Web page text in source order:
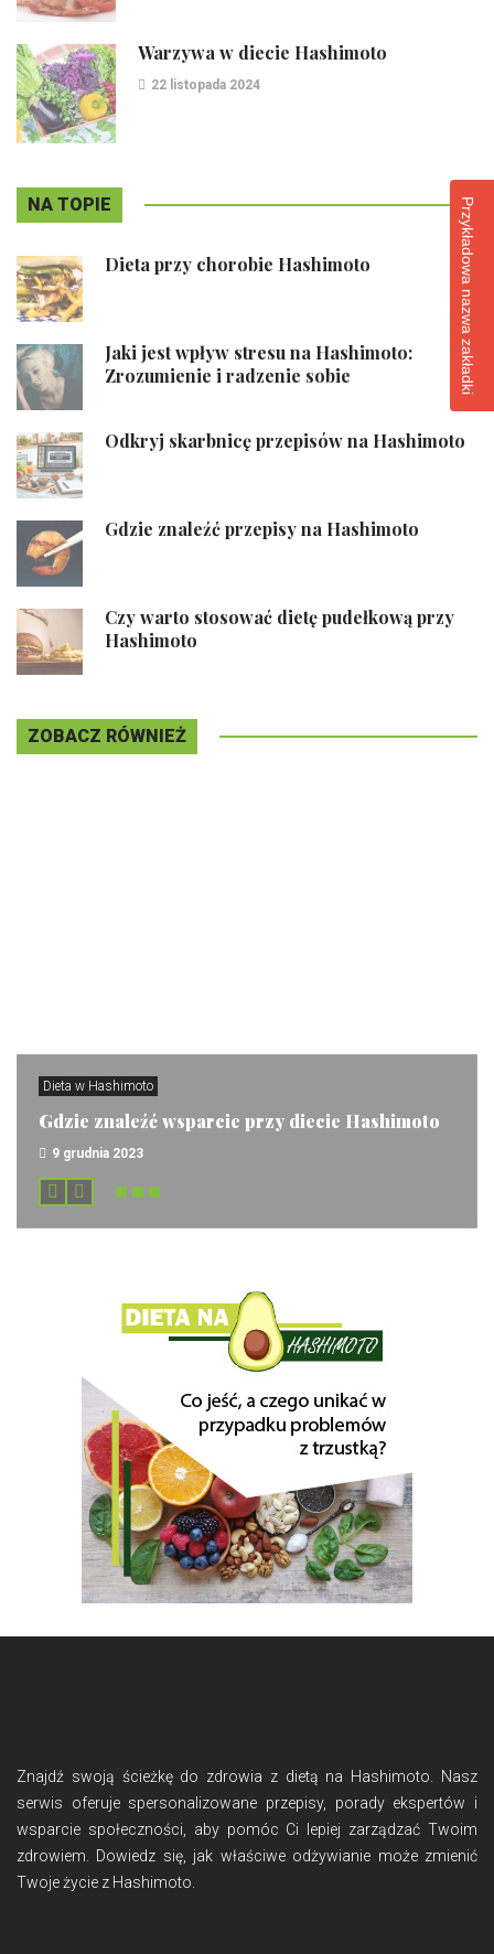
Warzywa w diecie Hashimoto
22 listopada 2024
NA TOPIE
Dieta przy chorobie Hashimoto
Jaki jest wpływ stresu na Hashimoto:
Zrozumienie i radzenie sobie
Odkryj skarbnicę przepisów na Hashimoto
Gdzie znaleźć przepisy na Hashimoto
Czy warto stosować dietę pudełkową przy
Hashimoto
ZOBACZ RÓWNIEŻ
Dieta w Hashimoto
Gdzie znaleźć wsparcie przy diecie Hashimoto
9 grudnia 2023
Znajdź swoją ścieżkę do zdrowia z dietą na Hashimoto. Nasz
serwis oferuje spersonalizowane przepisy, porady ekspertów i
wsparcie społeczności, aby pomóc Ci lepiej zarządzać Twoim
zdrowiem. Dowiedz się, jak właściwe odżywianie może zmienić
Twoje życie z Hashimoto.
Przykładowa nazwa zakładki